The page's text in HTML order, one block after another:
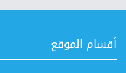
أقسام الموقع